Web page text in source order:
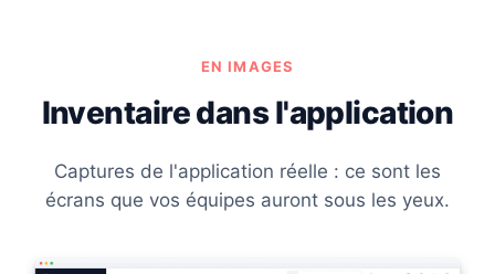
EN IMAGES
Inventaire dans l'application
Captures de l'application réelle : ce sont les
écrans que vos équipes auront sous les yeux.